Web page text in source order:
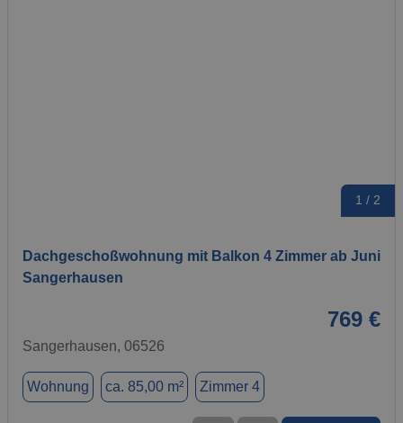
1 / 2
Dachgeschoßwohnung mit Balkon 4 Zimmer ab Juni
Sangerhausen
769 €
Sangerhausen, 06526
Wohnung ca. 85,00 m² Zimmer 4